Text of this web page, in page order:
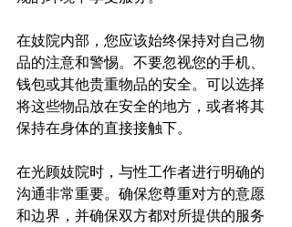
在妓院内部，您应该始终保持对自己物
品的注意和警惕。不要忽视您的手机、
钱包或其他贵重物品的安全。可以选择
将这些物品放在安全的地方，或者将其
保持在身体的直接接触下。
在光顾妓院时，与性工作者进行明确的
沟通非常重要。确保您尊重对方的意愿
和边界，并确保双方都对所提供的服务